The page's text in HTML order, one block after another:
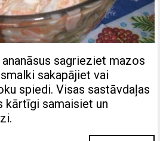
sagrieziet mazos
sakapājiet vai
spiedi. Visas sastāvdaļas
kārtīgi samaisiet un